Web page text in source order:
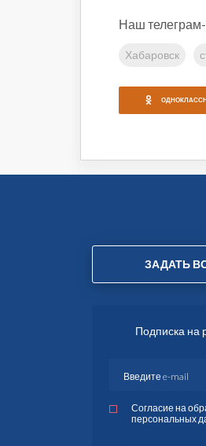
Наш
Хабаровск
ЗАДАТЬ
Подписка на
Согласие на
персональных